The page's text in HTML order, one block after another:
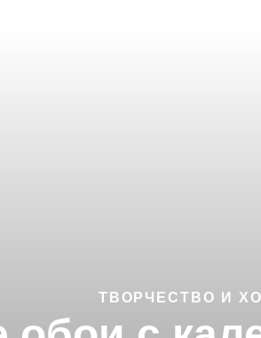
ТВОРЧЕСТВО И